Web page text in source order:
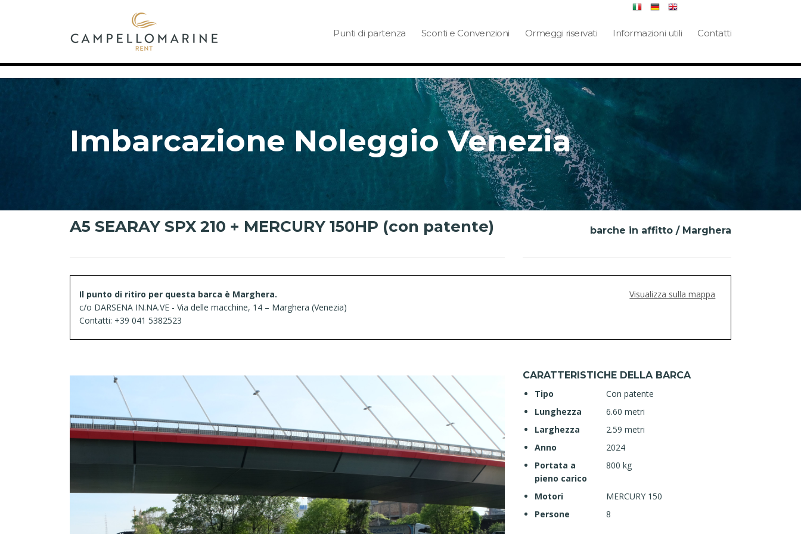
Punti di partenza Sconti e Convenzioni Ormeggi riservati Informazioni utili Contatti
Imbarcazione Noleggio Venezia
A5 SEARAY SPX 210 + MERCURY 150HP (con patente) barche in affitto / Marghera
Il punto di ritiro per questa barca è Marghera.
c/o DARSENA IN.NA.VE - Via delle macchine, 14 – Marghera (Venezia)
Contatti: +39 041 5382523
Visualizza sulla mappa
CARATTERISTICHE DELLA BARCA
Tipo
Con patente
Lunghezza
6.60 metri
Larghezza
2.59 metri
Anno
2024
Portata a
pieno carico
800 kg
Motori
MERCURY 150
Persone
8